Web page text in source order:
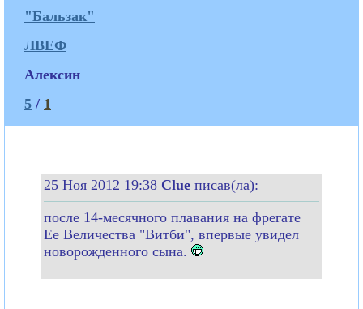
"Бальзак"
ЛВЕФ
Алексин
5 / 1
25 Ноя 2012 19:38 Clue писав(ла):
после 14-месячного плавания на фрегате
Ее Величества "Витби", впервые увидел
новорожденного сына.